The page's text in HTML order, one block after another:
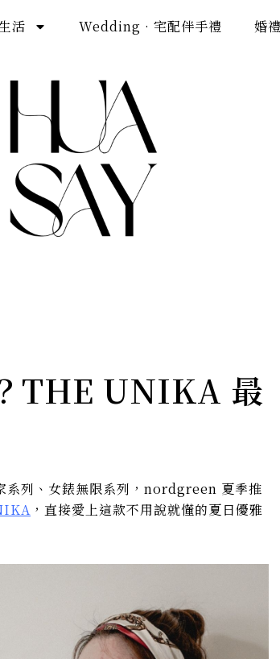
活 Wedding · 宅配伴手禮 婚
THE UNIKA 最
系列 、 女錶無限系列 ，nordgreen 夏季推
，直接愛上這款不用說就懂的夏日優雅